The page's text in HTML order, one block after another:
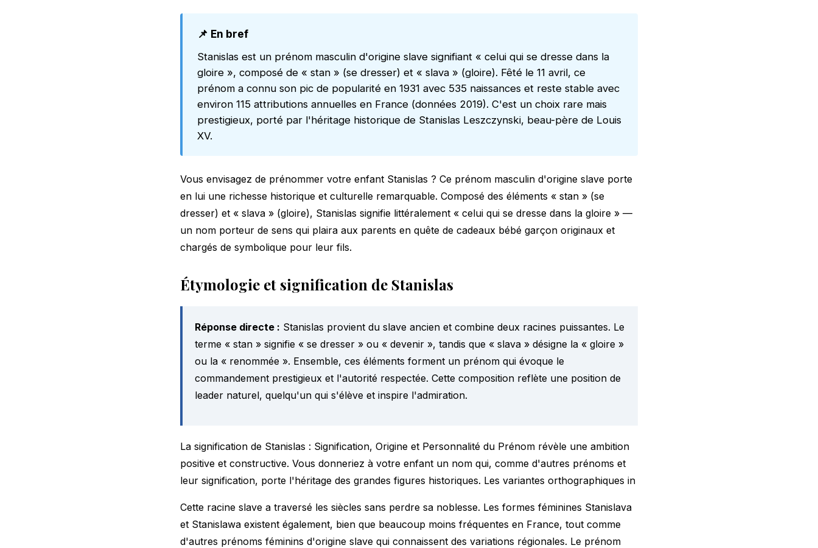
📌 En bref
Stanislas est un prénom masculin d'origine slave signifiant « celui qui se dresse dans la
gloire », composé de « stan » (se dresser) et « slava » (gloire). Fêté le 11 avril, ce
prénom a connu son pic de popularité en 1931 avec 535 naissances et reste stable avec
environ 115 attributions annuelles en France (données 2019). C'est un choix rare mais
prestigieux, porté par l'héritage historique de Stanislas Leszczynski, beau-père de Louis
XV.
Vous envisagez de prénommer votre enfant Stanislas ? Ce prénom masculin d'origine slave porte
en lui une richesse historique et culturelle remarquable. Composé des éléments « stan » (se
dresser) et « slava » (gloire), Stanislas signifie littéralement « celui qui se dresse dans la gloire » —
un nom porteur de sens qui plaira aux parents en quête de cadeaux bébé garçon originaux et
chargés de symbolique pour leur fils.
Étymologie et signification de Stanislas
Réponse directe : Stanislas provient du slave ancien et combine deux racines puissantes. Le
terme « stan » signifie « se dresser » ou « devenir », tandis que « slava » désigne la « gloire »
ou la « renommée ». Ensemble, ces éléments forment un prénom qui évoque le
commandement prestigieux et l'autorité respectée. Cette composition reflète une position de
leader naturel, quelqu'un qui s'élève et inspire l'admiration.
La signification de Stanislas : Signification, Origine et Personnalité du Prénom révèle une ambition
positive et constructive. Vous donneriez à votre enfant un nom qui, comme d'autres prénoms et
leur signification, porte l'héritage des grandes figures historiques. Les variantes orthographiques in
Cette racine slave a traversé les siècles sans perdre sa noblesse. Les formes féminines Stanislava
et Stanislawa existent également, bien que beaucoup moins fréquentes en France, tout comme
d'autres prénoms féminins d'origine slave qui connaissent des variations régionales. Le prénom